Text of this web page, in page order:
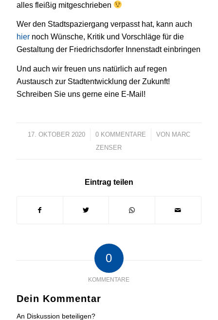
alles fleißig mitgeschrieben
Wer den Stadtspaziergang verpasst hat, kann auch
hier noch Wünsche, Kritik und Vorschläge für die
Gestaltung der Friedrichsdorfer Innenstadt einbringen
Und auch wir freuen uns natürlich auf regen
Austausch zur Stadtentwicklung der Zukunft!
Schreiben Sie uns gerne eine E-Mail!
17. OKTOBER 2020
/ 0 KOMMENTARE
/ VON MARC
ZENSER
Eintrag teilen
0
KOMMENTARE
Dein Kommentar
An Diskussion beteiligen?